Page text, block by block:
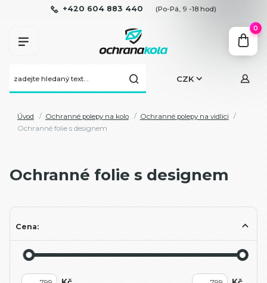
CZK
+420 604 883 440 (Po-Pá, 9 -18 hod)
0
Úvod Ochranné polepy na kolo
Ochranné polepy na vidlici
Ochranné folie s designem
Ochranné folie s designem
Cena: